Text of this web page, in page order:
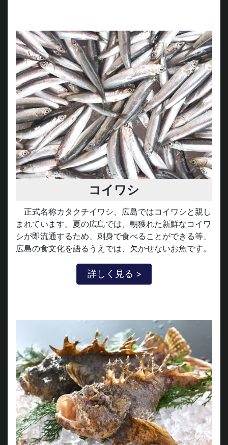
コイワシ
正式名称カタクチイワシ、広島ではコイワシと親し
まれています。夏の広島では、朝獲れた新鮮なコイワ
シが即流通するため、刺身で食べることができる等、
広島の食文化を語るうえでは、欠かせないお魚です。
詳しく見る >